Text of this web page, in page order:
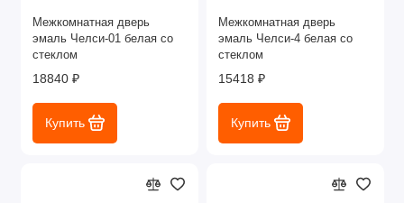
Межкомнатная дверь
эмаль Челси-01 белая со
стеклом
18840 ₽
Купить
Межкомнатная дверь
эмаль Челси-4 белая со
стеклом
15418 ₽
Купить